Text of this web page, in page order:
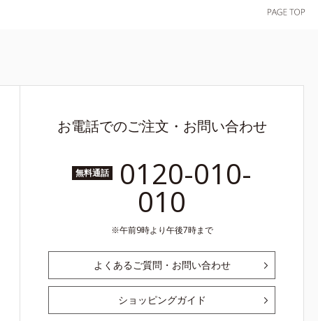
お電話でのご注文・お問い合わせ
無料通話 0120-010-
010
午前9時より午後7時まで
よくあるご質問・お問い合わせ
ショッピングガイド